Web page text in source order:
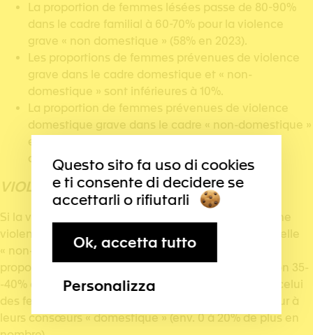
La proportion de femmes lésées passe de 80-90%
dans le cadre familial à 60-70% pour la violence
grave « non domestique » (58% en 2023).
Les proportions de femmes prévenues de violence
grave dans le cadre domestique et « non-
domestique » sont inférieures à 10%.
La proportion de femmes prévenues de violence
domestique grave dans le cadre « non-domestique »
est environ la moitié de celle de la violence
domestique grave.
VIOLENCE PSYCHOLOGIQUE
Si la violence domestique psychologique est bien une
violence genrée avec 75 – 80% de femmes lésées, celle
« non-domestique » ne l’est pas pour les femmes. La
proportion de femmes lésées n’atteint « que » environ 35-
-40% dans ce cas. En nombre de personnes lésées, celui
des femmes « non-domestique » est un peu supérieur à
leurs consœurs « domestique » (env. 0 à 20% de plus en
Questo sito fa uso di cookies
e ti consente di decidere se
accettarli o rifiutarli
Ok, accetta tutto
Personalizza